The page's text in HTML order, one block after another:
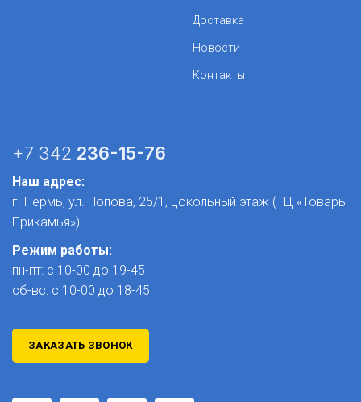
Доставка
Новости
Контакты
+7 342 236-15-76
Наш адрес:
г. Пермь, ул. Попова, 25/1​, цокольный этаж (ТЦ «Товары
Прикамья»)
Режим работы:
пн-пт: с 10-00 до 19-45
сб-вс: с 10-00 до 18-45
ЗАКАЗАТЬ ЗВОНОК